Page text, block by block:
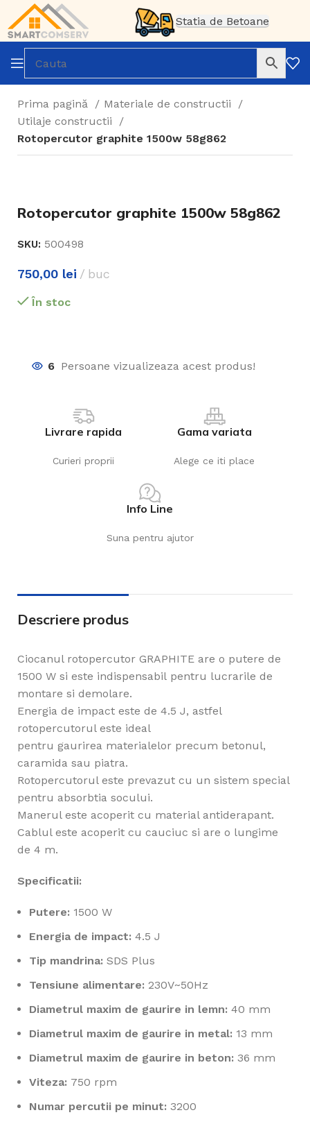
Statia de Betoane
Prima pagină
Materiale de constructii
Utilaje constructii
Rotopercutor graphite 1500w 58g862
Rotopercutor graphite 1500w 58g862
SKU: 500498
750,00 lei buc
În stoc
6 Persoane vizualizeaza acest produs!
Livrare rapida
Curieri proprii
Gama variata
Alege ce iti place
Info Line
Suna pentru ajutor
Descriere produs
Ciocanul rotopercutor GRAPHITE are o putere de
1500 W si este indispensabil pentru lucrarile de
montare si demolare.
Energia de impact este de 4.5 J, astfel
rotopercutorul este ideal
pentru gaurirea materialelor precum betonul,
caramida sau piatra.
Rotopercutorul este prevazut cu un sistem special
pentru absorbtia socului.
Manerul este acoperit cu material antiderapant.
Cablul este acoperit cu cauciuc si are o lungime
de 4 m.
Specificatii:
Putere: 1500 W
Energia de impact: 4.5 J
Tip mandrina: SDS Plus
Tensiune alimentare: 230V~50Hz
Diametrul maxim de gaurire in lemn: 40 mm
Diametrul maxim de gaurire in metal: 13 mm
Diametrul maxim de gaurire in beton: 36 mm
Viteza: 750 rpm
Numar percutii pe minut: 3200